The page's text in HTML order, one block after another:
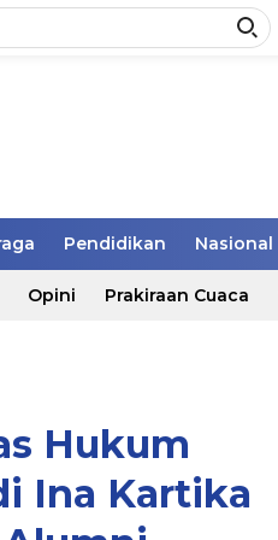
Pendidikan Nasional
Opini Prakiraan Cuaca
Hukum
Ina Kartika